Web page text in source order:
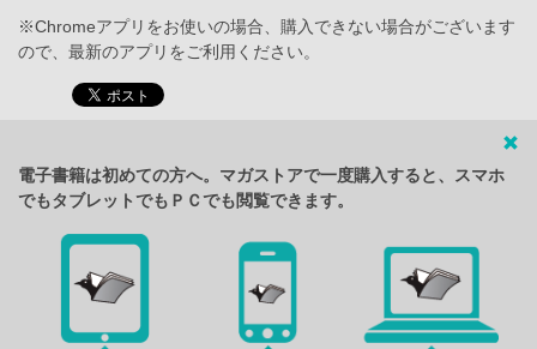
※Chromeアプリをお使いの場合、購入できない場合がございます
ので、最新のアプリをご利用ください。
電子書籍は初めての方へ。マガストアで一度購入すると、スマホ
でもタブレットでもＰＣでも閲覧できます。